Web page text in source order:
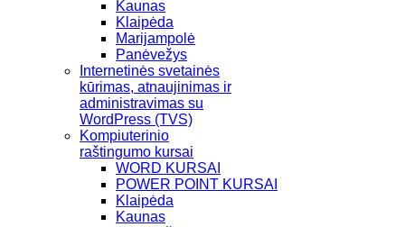
Kaunas
Klaipėda
Marijampolė
Panėvežys
Internetinės svetainės
kūrimas, atnaujinimas ir
administravimas su
WordPress (TVS)
Kompiuterinio
raštingumo kursai
WORD KURSAI
POWER POINT KURSAI
Klaipėda
Kaunas